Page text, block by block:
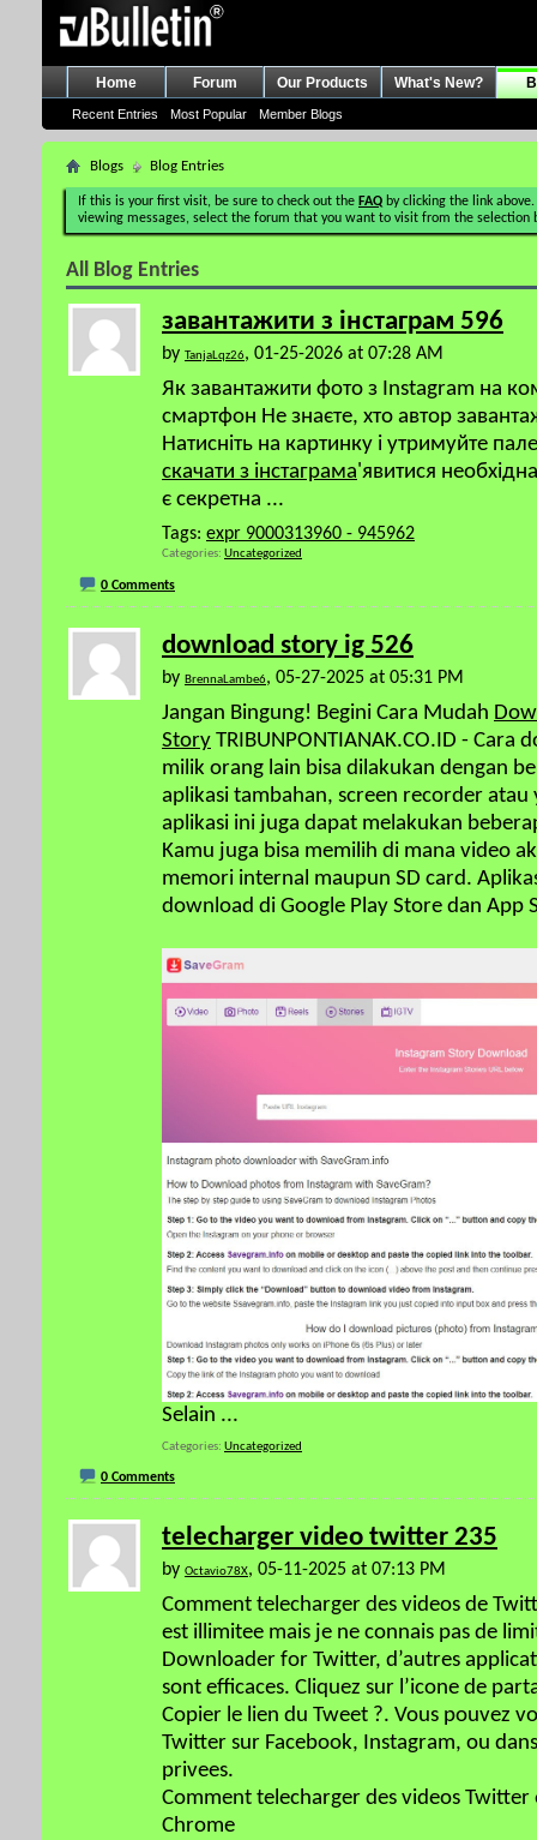
Home Forum Our Products What's New?
Recent Entries Most Popular Member Blogs
Blogs Blog Entries
If this is your first visit, be sure to check out the FAQ by clicking the link
viewing messages, select the forum that you want to visit from the selection
All Blog Entries
завантажити з інстаграм 596
by TanjaLqz26, 01-25-2026 at 07:28 AM
Як завантажити фото з Instagram на
смартфон Не знаєте, хто автор
Натисніть на картинку і утримуйте
скачати з інстаграма'явитися
є секретна ...
Tags: expr 9000313960 - 945962
Categories Uncategorized
0 Comments
download story ig 526
by BrennaLambe6, 05-27-2025 at 05:31 PM
Jangan Bingung! Begini Cara Mudah
Story TRIBUNPONTIANAK.CO.ID - Cara
milik orang lain bisa dilakukan dengan
aplikasi tambahan, screen recorder atau
aplikasi ini juga dapat melakukan
Kamu juga bisa memilih di mana video
memori internal maupun SD card.
download di Google Play Store dan App
Selain ...
Categories Uncategorized
0 Comments
telecharger video twitter 235
by Octavio78X, 05-11-2025 at 07:13 PM
Comment telecharger des videos de
est illimitee mais je ne connais pas de
Downloader for Twitter, d’autres
sont efficaces. Cliquez sur l’icone de
Copier le lien du Tweet ?. Vous pouvez
Twitter sur Facebook, Instagram, ou
privees.
Comment telecharger des videos Twitter
Chrome